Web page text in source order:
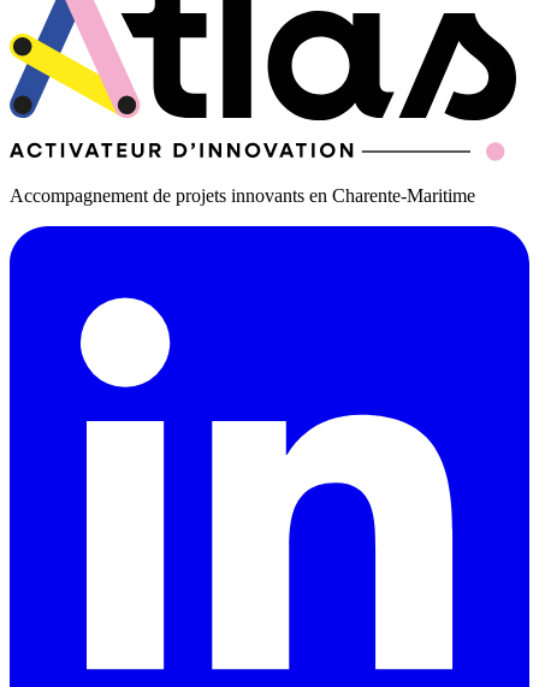
Accompagnement de projets innovants en Charente-Maritime